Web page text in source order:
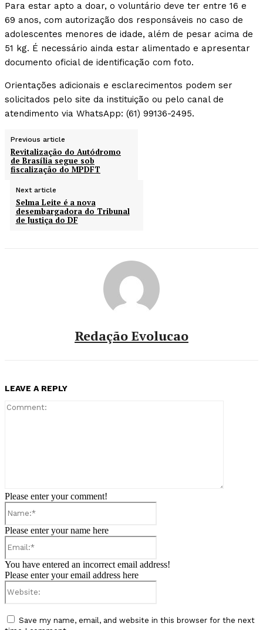
Para estar apto a doar, o voluntário deve ter entre 16 e
69 anos, com autorização dos responsáveis no caso de
adolescentes menores de idade, além de pesar acima de
51 kg. É necessário ainda estar alimentado e apresentar
documento oficial de identificação com foto.
Orientações adicionais e esclarecimentos podem ser
solicitados pelo site da instituição ou pelo canal de
atendimento via WhatsApp: (61) 99136-2495.
Previous article
Revitalização do Autódromo
de Brasília segue sob
fiscalização do MPDFT
Next article
Selma Leite é a nova
desembargadora do Tribunal
de Justiça do DF
Redação Evolucao
LEAVE A REPLY
Please enter your comment!
Please enter your name here
You have entered an incorrect email address!
Please enter your email address here
Save my name, email, and website in this browser for the next